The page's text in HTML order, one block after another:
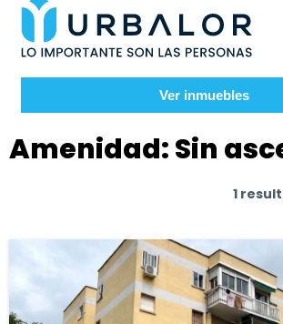
Ver inmuebles
Amenidad:Sin
1